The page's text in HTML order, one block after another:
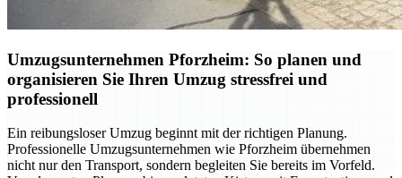
Umzugsunternehmen Pforzheim: So planen und
organisieren Sie Ihren Umzug stressfrei und
professionell
Ein reibungsloser Umzug beginnt mit der richtigen Planung.
Professionelle Umzugsunternehmen wie Pforzheim übernehmen
nicht nur den Transport, sondern begleiten Sie bereits im Vorfeld.